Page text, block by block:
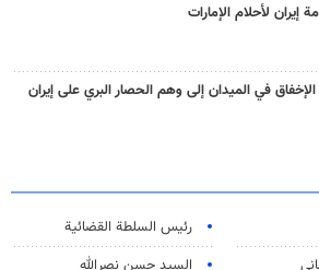
إيران لأحلام الإمارات
في الميدان إلى وهم الحصار البري على إيران
رئیس السلطة القضائیة